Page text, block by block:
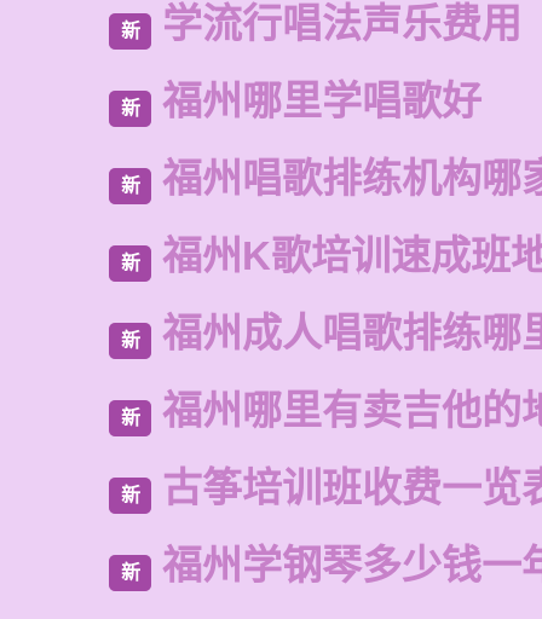
新 学流行唱法声乐费用
新 福州哪里学唱歌好
新 福州唱歌排练机构哪
新 福州K歌培训速成班
新 福州成人唱歌排练哪
新 福州哪里有卖吉他的
新 古筝培训班收费一览
新 福州学钢琴多少钱一